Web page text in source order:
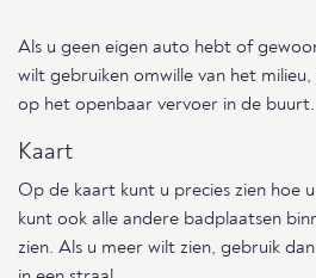
Als u geen eigen auto hebt of
wilt gebruiken omwille van het
op het openbaar vervoer in de buurt.
Kaart
Op de kaart kunt u precies zien hoe
kunt ook alle andere badplaatsen
zien. Als u meer wilt zien, gebruik